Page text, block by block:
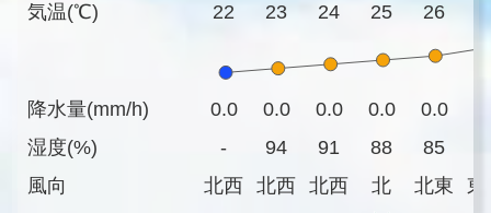
気温(℃)
降水量(mm/h)
湿度(%)
風向
22 23 24 25 26
0.0 0.0 0.0 0.0 0.0
-
94 91 88 85
北西
北西 北西 北 北東 東